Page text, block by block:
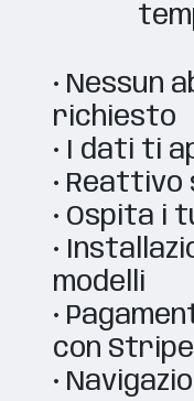
• Nessun
richiesto
• I dati ti
•
• Ospita i
•
modelli
•
con Stripe
•